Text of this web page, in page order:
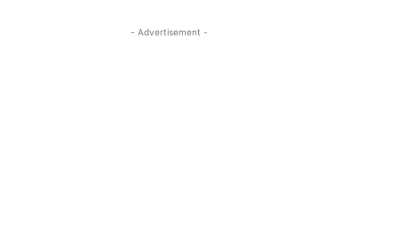
- Advertisement -